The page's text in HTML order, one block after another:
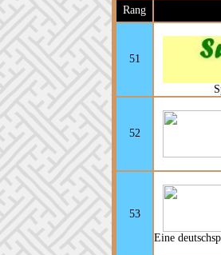
Rang
51
52
53
Eine